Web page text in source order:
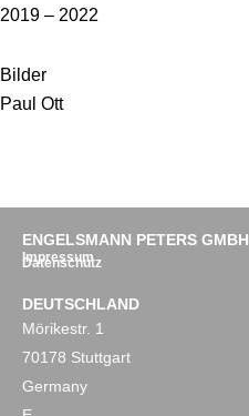
2019 – 2022
Bilder
Paul Ott
ENGELSMANN PETERS GMBH
Impressum
Datenschutz
DEUTSCHLAND
Mörikestr. 1
70178 Stuttgart
Germany